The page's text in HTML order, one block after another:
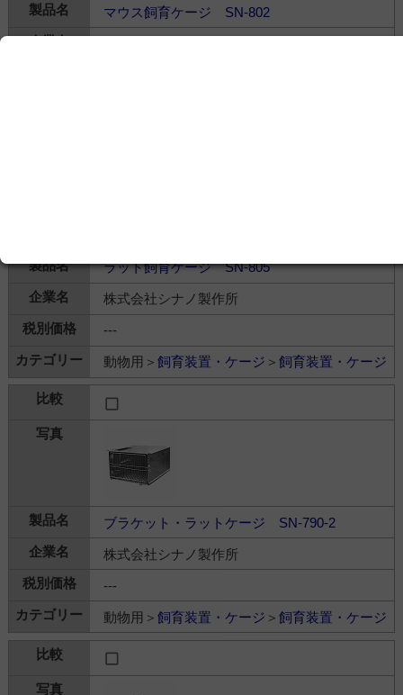
マウス飼育ケージ SN-802
ラット飼育ケージ SN-805
株式会社シナノ製作所
---
動物用＞ 飼育装置・ケージ ＞ 飼育装置・ケージ
ブラケット・ラットケージ SN-790-2
株式会社シナノ製作所
---
動物用＞ 飼育装置・ケージ ＞ 飼育装置・ケージ